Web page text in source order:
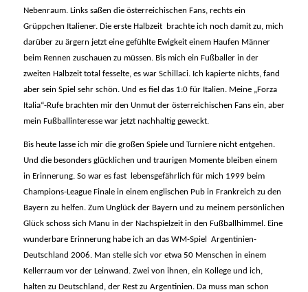
Nebenraum. Links saßen die österreichischen Fans, rechts ein
Grüppchen Italiener. Die erste Halbzeit brachte ich noch damit zu, mich
darüber zu ärgern jetzt eine gefühlte Ewigkeit einem Haufen Männer
beim Rennen zuschauen zu müssen. Bis mich ein Fußballer in der
zweiten Halbzeit total fesselte, es war Schillaci. Ich kapierte nichts, fand
aber sein Spiel sehr schön. Und es fiel das 1:0 für Italien. Meine „Forza
Italia“-Rufe brachten mir den Unmut der österreichischen Fans ein, aber
mein Fußballinteresse war jetzt nachhaltig geweckt.
Bis heute lasse ich mir die großen Spiele und Turniere nicht entgehen.
Und die besonders glücklichen und traurigen Momente bleiben einem
in Erinnerung. So war es fast lebensgefährlich für mich 1999 beim
Champions-League Finale in einem englischen Pub in Frankreich zu den
Bayern zu helfen. Zum Unglück der Bayern und zu meinem persönlichen
Glück schoss sich Manu in der Nachspielzeit in den Fußballhimmel. Eine
wunderbare Erinnerung habe ich an das WM-Spiel Argentinien-
Deutschland 2006. Man stelle sich vor etwa 50 Menschen in einem
Kellerraum vor der Leinwand. Zwei von ihnen, ein Kollege und ich,
halten zu Deutschland, der Rest zu Argentinien. Da muss man schon